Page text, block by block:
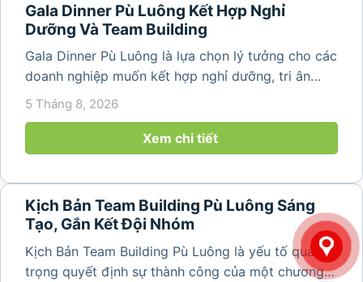
Gala Dinner Pù Luông Kết Hợp Nghỉ
Dưỡng Và Team Building
Gala Dinner Pù Luông là lựa chọn lý tưởng cho các
doanh nghiệp muốn kết hợp nghỉ dưỡng, tri ân
nhân viên và xây dựng tinh thần đồng đội trong
núi rừng hùng vĩ, không khí...
5 Tháng 8, 2026
Xem chi tiết
Kịch Bản Team Building Pù Luông Sáng
Tạo, Gắn Kết Đội Nhóm
Kịch Bản Team Building Pù Luông là yếu tố quan
trọng quyết định sự thành công của một chương